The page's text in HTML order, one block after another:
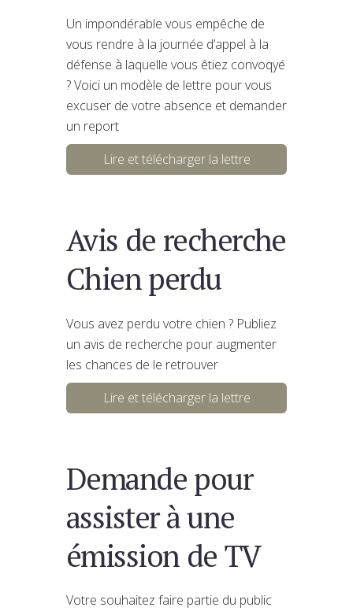
Un impondérable vous empêche de
vous rendre à la journée d’appel à la
défense à laquelle vous êtiez convoqyé
? Voici un modèle de lettre pour vous
excuser de votre absence et demander
un report
Lire et télécharger la lettre
Avis de recherche
Chien perdu
Vous avez perdu votre chien ? Publiez
un avis de recherche pour augmenter
les chances de le retrouver
Lire et télécharger la lettre
Demande pour
assister à une
émission de TV
Votre souhaitez faire partie du public